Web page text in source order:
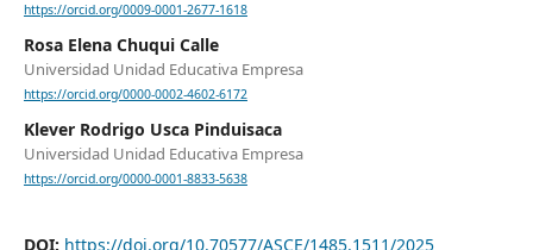
https://orcid.org/0009-0001-2677-1618
Rosa Elena Chuqui Calle
Universidad Unidad Educativa Empresa
https://orcid.org/0000-0002-4602-6172
Klever Rodrigo Usca Pinduisaca
Universidad Unidad Educativa Empresa
https://orcid.org/0000-0001-8833-5638
DOI: https://doi.org/10.70577/ASCE/1485.1511/2025